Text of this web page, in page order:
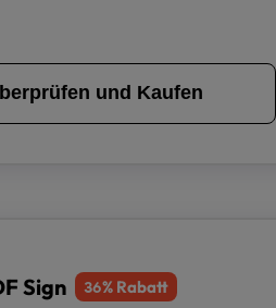
und Kaufen
Sign 36% Rabatt